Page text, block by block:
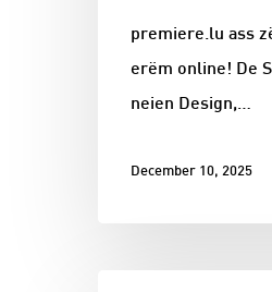
premiere.lu ass
erëm online! De
neien Design,…
December 10, 2025